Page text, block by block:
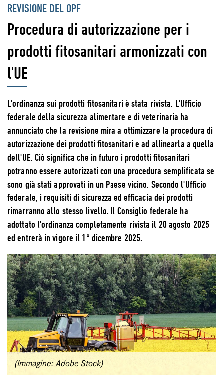
REVISIONE DEL OPF
Procedura di autorizzazione per i
prodotti fitosanitari armonizzati con
l'UE
L'ordinanza sui prodotti fitosanitari è stata rivista. L'Ufficio
federale della sicurezza alimentare e di veterinaria ha
annunciato che la revisione mira a ottimizzare la procedura di
autorizzazione dei prodotti fitosanitari e ad allinearla a quella
dell'UE. Ciò significa che in futuro i prodotti fitosanitari
potranno essere autorizzati con una procedura semplificata se
sono già stati approvati in un Paese vicino. Secondo l'Ufficio
federale, i requisiti di sicurezza ed efficacia dei prodotti
rimarranno allo stesso livello. Il Consiglio federale ha
adottato l'ordinanza completamente rivista il 20 agosto 2025
ed entrerà in vigore il 1° dicembre 2025.
(Immagine: Adobe Stock)